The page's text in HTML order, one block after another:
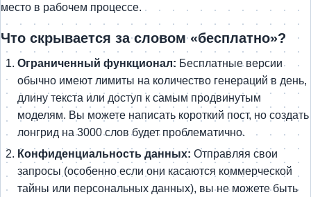
место в рабочем процессе.
Что скрывается за словом «бесплатно»?
Ограниченный функционал: Бесплатные версии
обычно имеют лимиты на количество генераций в день,
длину текста или доступ к самым продвинутым
моделям. Вы можете написать короткий пост, но создать
лонгрид на 3000 слов будет проблематично.
Конфиденциальность данных: Отправляя свои
запросы (особенно если они касаются коммерческой
тайны или персональных данных), вы не можете быть